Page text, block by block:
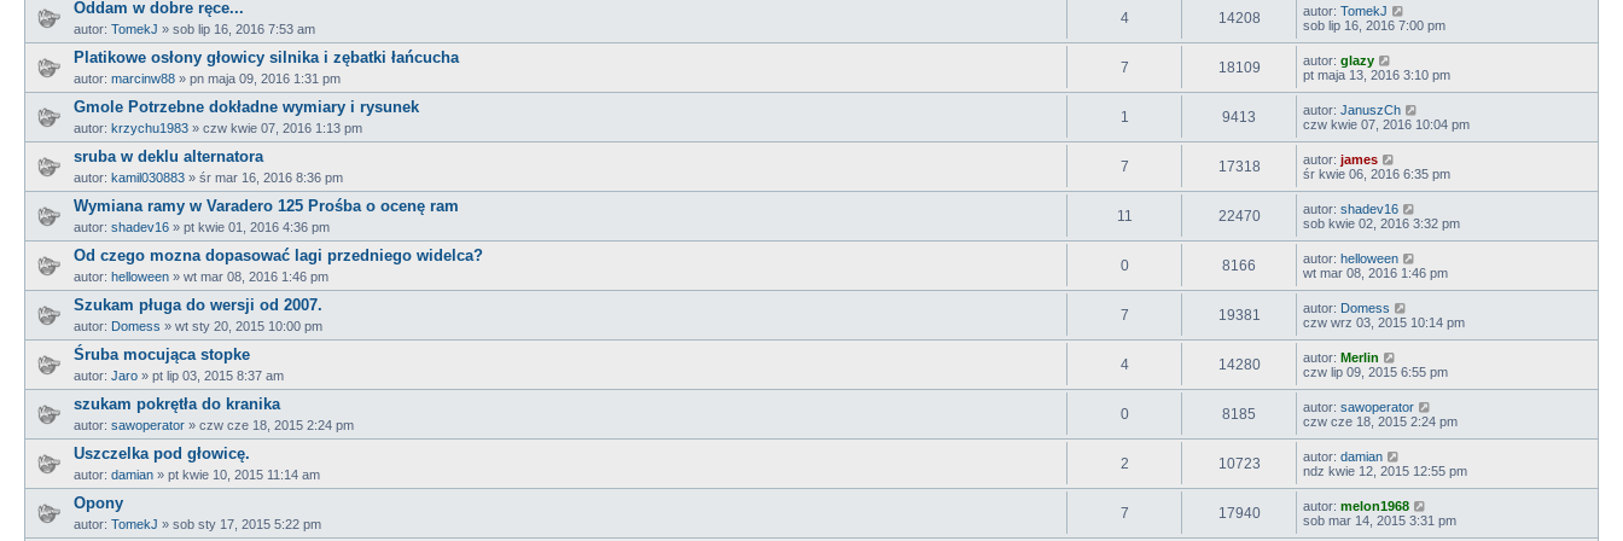
Oddam w dobre ręce...
autor: TomekJ » sob lip 16, 2016 7:53 am
4 14208 autor: TomekJ
sob lip 16, 2016 7:00 pm
Platikowe osłony głowicy silnika i zębatki łańcucha
autor: marcinw88 » pn maja 09, 2016 1:31 pm
7 18109 autor: glazy
pt maja 13, 2016 3:10 pm
Gmole Potrzebne dokładne wymiary i rysunek
autor: krzychu1983 » czw kwie 07, 2016 1:13 pm
1 9413 autor: JanuszCh
czw kwie 07, 2016 10:04 pm
sruba w deklu alternatora
autor: kamil030883 » śr mar 16, 2016 8:36 pm
7 17318 autor: james
śr kwie 06, 2016 6:35 pm
Wymiana ramy w Varadero 125 Prośba o ocenę ram
autor: shadev16 » pt kwie 01, 2016 4:36 pm
11 22470 autor: shadev16
sob kwie 02, 2016 3:32 pm
Od czego mozna dopasować lagi przedniego widelca?
autor: helloween » wt mar 08, 2016 1:46 pm
0 8166 autor: helloween
wt mar 08, 2016 1:46 pm
Szukam pługa do wersji od 2007.
autor: Domess » wt sty 20, 2015 10:00 pm
7 19381 autor: Domess
czw wrz 03, 2015 10:14 pm
Śruba mocująca stopke
autor: Jaro » pt lip 03, 2015 8:37 am
4 14280 autor: Merlin
czw lip 09, 2015 6:55 pm
szukam pokrętła do kranika
autor: sawoperator » czw cze 18, 2015 2:24 pm
0 8185 autor: sawoperator
czw cze 18, 2015 2:24 pm
Uszczelka pod głowicę.
autor: damian » pt kwie 10, 2015 11:14 am
2 10723 autor: damian
ndz kwie 12, 2015 12:55 pm
Opony
autor: TomekJ » sob sty 17, 2015 5:22 pm
7 17940 autor: melon1968
sob mar 14, 2015 3:31 pm